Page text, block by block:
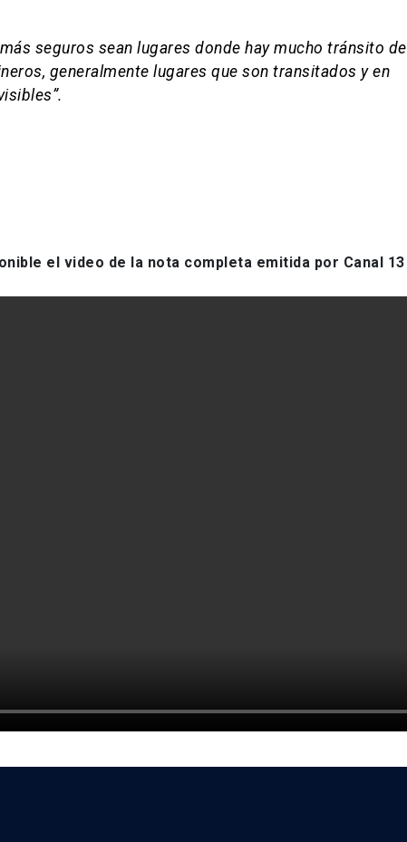
seguros sean lugares donde hay mucho tránsito de
generalmente lugares que son transitados y en
el video de la nota completa emitida por Canal 13